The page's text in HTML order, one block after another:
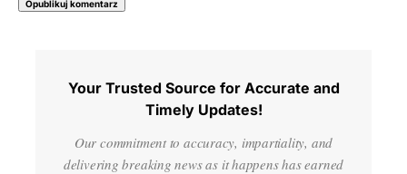
Your Trusted Source for Accurate and
Timely Updates!
Our commitment to accuracy, impartiality, and
delivering breaking news as it happens has earned